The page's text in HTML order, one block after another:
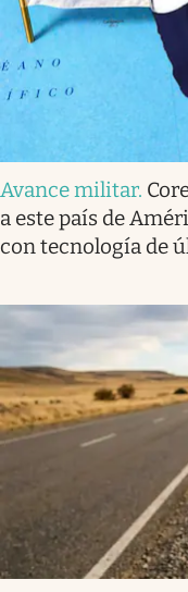
Avance militar.
a este país de
con tecnología de